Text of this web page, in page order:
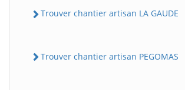
Trouver chantier artisan LA GAUDE
Trouver chantier artisan PEGOMAS